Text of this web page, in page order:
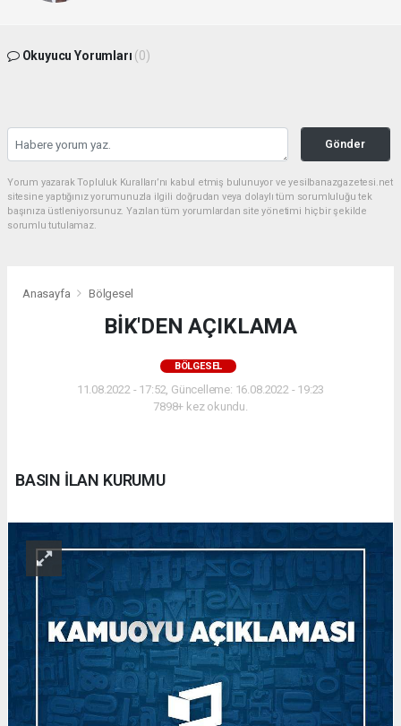
Okuyucu Yorumları (0)
Gönder
Yorum yazarak Topluluk Kuralları’nı kabul etmiş bulunuyor ve yesilbanazgazetesi.net
sitesine yaptığınız yorumunuzla ilgili doğrudan veya dolaylı tüm sorumluluğu tek
başınıza üstleniyorsunuz. Yazılan tüm yorumlardan site yönetimi hiçbir şekilde
sorumlu tutulamaz.
Anasayfa Bölgesel
BİK'DEN AÇIKLAMA
BÖLGESEL
11.08.2022 - 17:52, Güncelleme: 16.08.2022 - 19:23
7898+ kez okundu.
BASIN İLAN KURUMU